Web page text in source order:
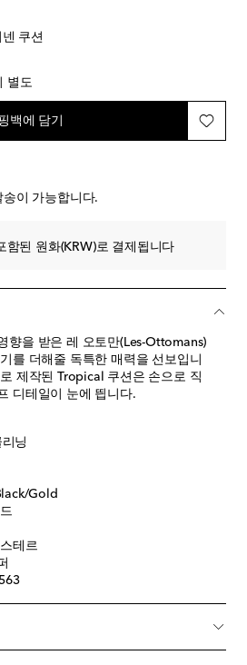
쿠션
별도
백에 담기
이 가능합니다.
함된 원화(KRW)로 결제됩니다
향을 받은 레 오토만(Les-Ottomans)
를 더해줄 독특한 매력을 선보입니
제작된 Tropical 쿠션은 손으로 직
디테일이 눈에 띕니다.
닝
Gold
테르